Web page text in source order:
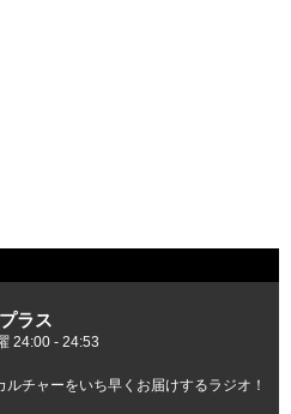
ラス
24:00 - 24:53
チャーをいち早くお届けするラジオ！